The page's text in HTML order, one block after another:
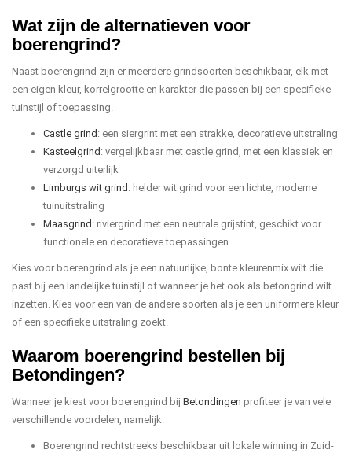
Wat zijn de alternatieven voor
boerengrind?
Naast boerengrind zijn er meerdere grindsoorten beschikbaar, elk met
een eigen kleur, korrelgrootte en karakter die passen bij een specifieke
tuinstijl of toepassing.
Castle grind : een siergrint met een strakke, decoratieve uitstraling
Kasteelgrind : vergelijkbaar met castle grind, met een klassiek en
verzorgd uiterlijk
Limburgs wit grind : helder wit grind voor een lichte, moderne
tuinuitstraling
Maasgrind : riviergrind met een neutrale grijstint, geschikt voor
functionele en decoratieve toepassingen
Kies voor boerengrind als je een natuurlijke, bonte kleurenmix wilt die
past bij een landelijke tuinstijl of wanneer je het ook als betongrind wilt
inzetten. Kies voor een van de andere soorten als je een uniformere kleur
of een specifieke uitstraling zoekt.
Waarom boerengrind bestellen bij
Betondingen?
Wanneer je kiest voor boerengrind bij Betondingen profiteer je van vele
verschillende voordelen, namelijk:
Boerengrind rechtstreeks beschikbaar uit lokale winning in Zuid-